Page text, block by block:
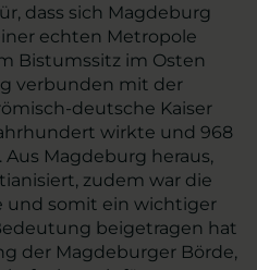
dass sich Magdeburg
echten Metropole
Bistumssitz im Osten
verbunden mit der
deutsche Kaiser
wirkte und 968
Magdeburg heraus,
zudem war die
und somit ein wichtiger
beigetragen hat
der Magdeburger Börde,